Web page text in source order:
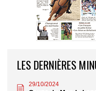
LES DERNIÈRES
29/10/2024